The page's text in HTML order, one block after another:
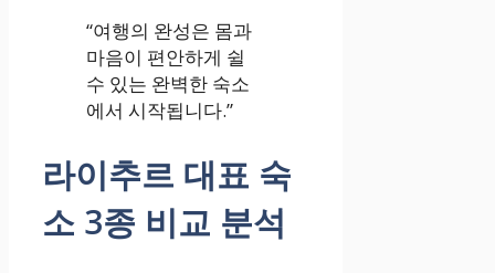
“여행의 완성은 몸과
마음이 편안하게 쉴
수 있는 완벽한 숙소
에서 시작됩니다.”
라이추르 대표 숙
소 3종 비교 분석